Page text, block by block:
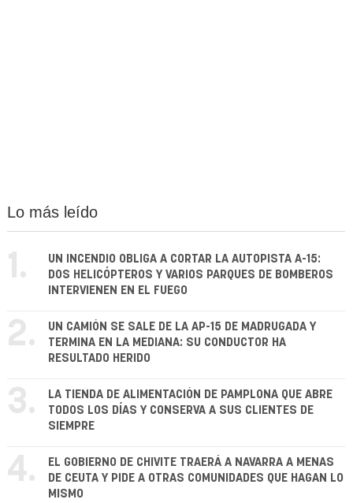
Lo más leído
1.
UN INCENDIO OBLIGA A CORTAR LA AUTOPISTA A-15:
DOS HELICÓPTEROS Y VARIOS PARQUES DE BOMBEROS
INTERVIENEN EN EL FUEGO
2.
UN CAMIÓN SE SALE DE LA AP-15 DE MADRUGADA Y
TERMINA EN LA MEDIANA: SU CONDUCTOR HA
RESULTADO HERIDO
3.
LA TIENDA DE ALIMENTACIÓN DE PAMPLONA QUE ABRE
TODOS LOS DÍAS Y CONSERVA A SUS CLIENTES DE
SIEMPRE
4.
EL GOBIERNO DE CHIVITE TRAERÁ A NAVARRA A MENAS
DE CEUTA Y PIDE A OTRAS COMUNIDADES QUE HAGAN LO
MISMO